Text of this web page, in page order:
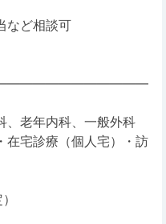
など相談可
、老年内科、一般外科
在宅診療（個人宅）・訪